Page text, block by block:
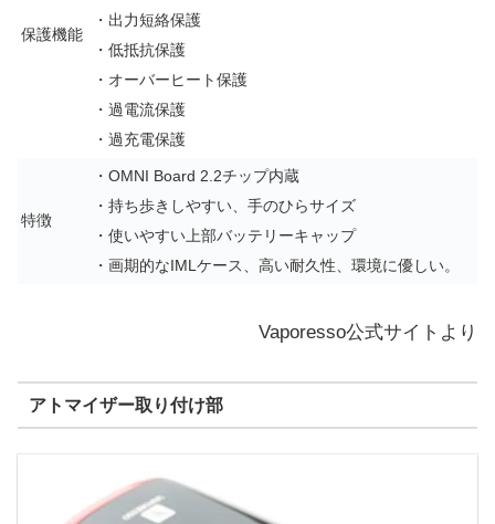
保護機能
・出力短絡保護
・低抵抗保護
・オーバーヒート保護
・過電流保護
・過充電保護
特徴
・OMNI Board 2.2チップ内蔵
・持ち歩きしやすい、手のひらサイズ
・使いやすい上部バッテリーキャップ
・画期的なIMLケース、高い耐久性、環境に優しい。
Vaporesso公式サイトより
アトマイザー取り付け部